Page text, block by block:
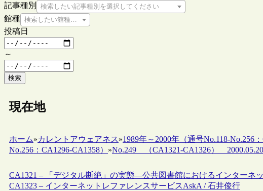
記事種別
検索したい記事種別を選択してください
館種 検索したい館種を選択してください
投稿日
～
検索
現在地
ホーム»カレントアウェアネス»1989年～2000年（通号No.118-No.256
No.256：CA1296-CA1358） »No.249 （CA1321-CA1326） 2000.05.20
CA1321 – 「デジタル断絶」の実態―公共図書館におけるインターネ
CA1323 – インターネットレファレンスサービスAskA / 石井俊行